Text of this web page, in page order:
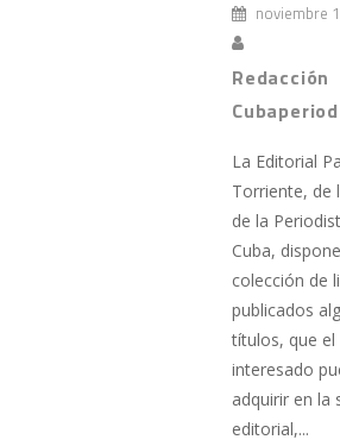
noviembre
Redacción
La Editorial
Torriente, de
de la
Cuba,
colección de
publicados
títulos, que el
interesado
adquirir en la
editorial,...